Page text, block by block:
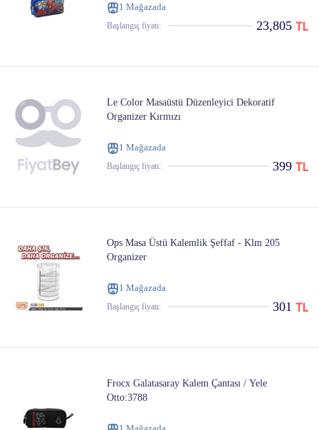
1 Mağazada
Başlangıç ​​fiyatı: 23,805
Le Color Masaüstü Düzenleyici Dekoratif
Organizer Kırmızı
1 Mağazada
Başlangıç ​​fiyatı: 399
Ops Masa Üstü Kalemlik Şeffaf - Klm 205
Organizer
1 Mağazada
Başlangıç ​​fiyatı: 301
Frocx Galatasaray Kalem Çantası / Yele
Otto:3788